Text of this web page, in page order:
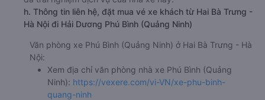
h. Thông tin liên hệ, đặt mua vé xe khách từ Hai Bà Trưng -
Hà Nội đi Hải Dương Phú Bình (Quảng Ninh)
Văn phòng xe Phú Bình (Quảng Ninh) ở Hai Bà Trưng - Hà
Nội:
Xem địa chỉ văn phòng nhà xe Phú Bình (Quảng
Ninh): https://vexere.com/vi-VN/xe-phu-binh-
quang-ninh